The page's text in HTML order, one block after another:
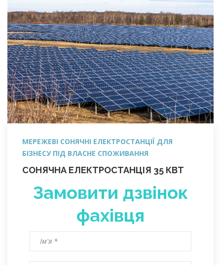
МЕРЕЖЕВІ СОНЯЧНІ ЕЛЕКТРОСТАНЦІЇ ДЛЯ
БІЗНЕСУ ПІД ВЛАСНЕ СПОЖИВАННЯ
СОНЯЧНА ЕЛЕКТРОСТАНЦІЯ 35 КВТ
Замовити дзвінок
фахівця